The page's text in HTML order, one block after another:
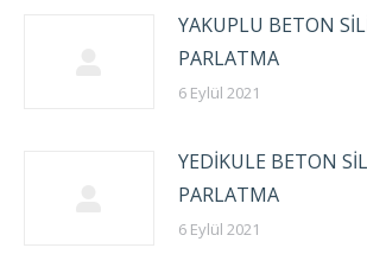
YAKUPLU BETON
PARLATMA
6 Eylül 2021
YEDİKULE BETON
PARLATMA
6 Eylül 2021